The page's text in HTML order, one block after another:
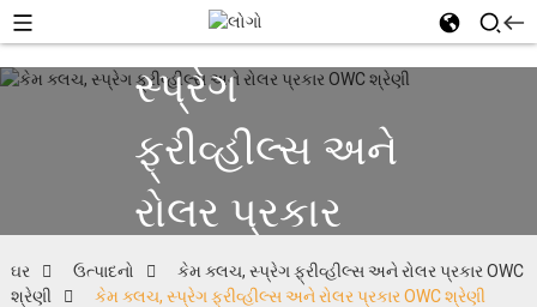
કેમ ક્લચ,
સ્પ્રેગ
ફ્રીવ્હીલ્સ અને
રોલર પ્રકાર
OWC શ્રેણી
ઘર ઉત્પાદનો
કેમ ક્લચ, સ્પ્રેગ ફ્રીવ્હીલ્સ અને રોલર પ્રકાર OWC
શ્રેણી
કેમ ક્લચ, સ્પ્રેગ ફ્રીવ્હીલ્સ અને રોલર પ્રકાર OWC શ્રેણી